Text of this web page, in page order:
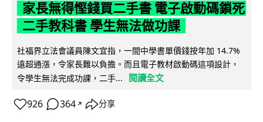
家長無得慳錢買二手書 電子啟動碼鎖死
二手教科書 學生無法做功課
社福界立法會議員陳文宜指，一間中學書單價錢按年加 14.7%
遠超通漲，令家長難以負擔。而且電子教材啟動碼這項設計，
令學生無法完成功課，二手...
閱讀全文
926 364 ↗ 分享